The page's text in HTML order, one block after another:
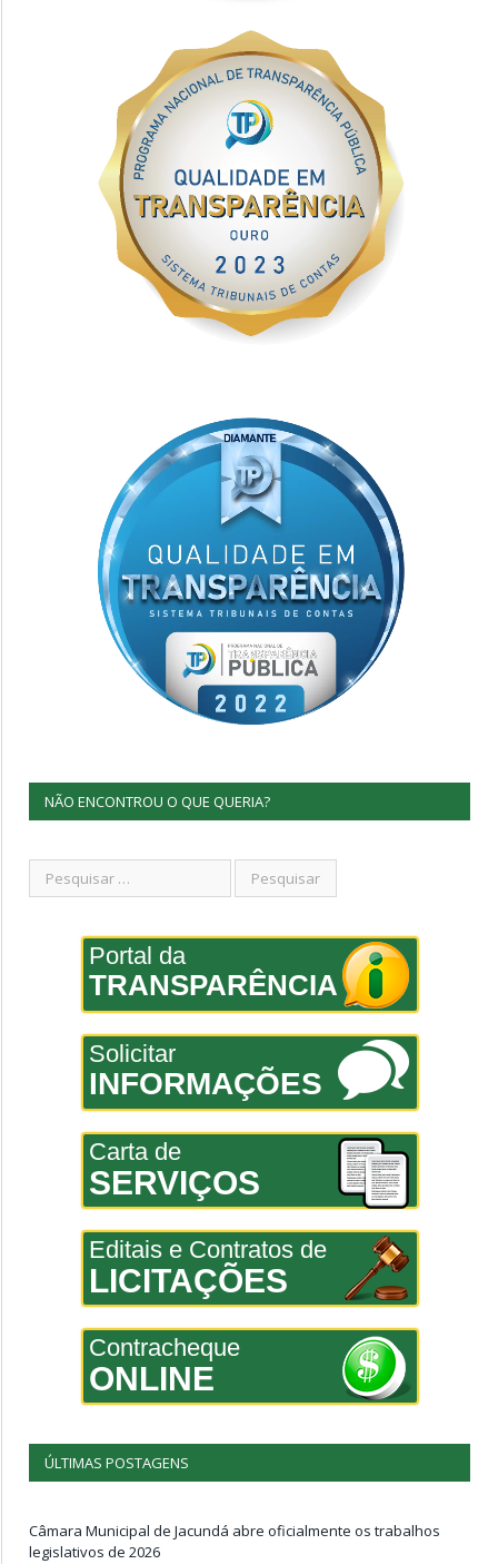
NÃO ENCONTROU O QUE QUERIA?
Portal da
TRANSPARÊNCIA
Solicitar
INFORMAÇÕES
Carta de
SERVIÇOS
Editais e Contratos de
LICITAÇÕES
Contracheque
ONLINE
ÚLTIMAS POSTAGENS
Câmara Municipal de Jacundá abre oficialmente os trabalhos
legislativos de 2026